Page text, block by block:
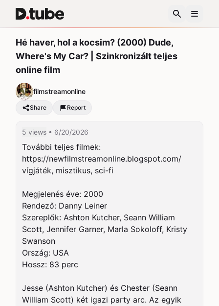
Hé haver, hol a kocsim? (2000) Dude,
Where's My Car? | Szinkronizált teljes
online film
filmstreamonline
Share Report
5 views • 6/20/2026
További teljes filmek:
https://newfilmstreamonline.blogspot.com/
vígjáték, misztikus, sci-fi
Megjelenés éve: 2000
Rendező: Danny Leiner
Szereplők: Ashton Kutcher, Seann William
Scott, Jennifer Garner, Marla Sokoloff, Kristy
Swanson
Ország: USA
Hossz: 83 perc
Jesse (Ashton Kutcher) és Chester (Seann
William Scott) két igazi party arc. Az egyik